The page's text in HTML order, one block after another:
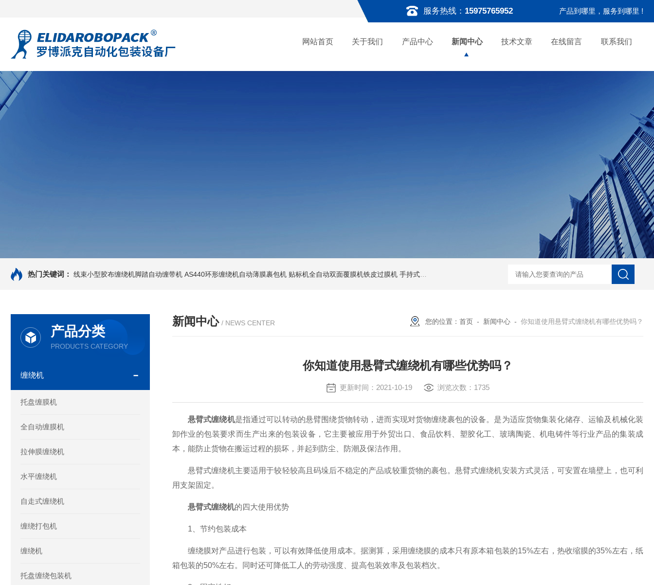
服务热线： 15975765952 产品到哪里，服务到哪里 !
网站首页 关于我们 产品中心 新闻中心 技术文章 在线留言 联系我们
热门关键词： 线束小型胶布缠绕机脚踏自动缠带机 AS440环形缠绕机自动薄膜裹包机 贴标机全自动双面覆膜机铁皮过膜机 手持式激光打标机铁牌便携式打码机 自动协作码垛机纸箱码垛械手 DZ-760全自动
产品分类
PRODUCTS CATEGORY
缠绕机
托盘缠膜机
全自动缠膜机
拉伸膜缠绕机
水平缠绕机
自走式缠绕机
缠绕打包机
缠绕机
托盘缠绕包装机
新闻中心 / NEWS CENTER 您的位置： 首页 - 新闻中心 - 你知道使用悬臂式缠绕机有哪些优势吗？
你知道使用悬臂式缠绕机有哪些优势吗？
更新时间：2021-10-19 浏览次数：1735
悬臂式缠绕机是指通过可以转动的悬臂围绕货物转动，进而实现对货物缠绕裹包的设备。是为适应货物集装化储存、运输及机械化装
卸作业的包装要求而生产出来的包装设备，它主要被应用于外贸出口、食品饮料、塑胶化工、玻璃陶瓷、机电铸件等行业产品的集装成
本，能防止货物在搬运过程的损坏，并起到防尘、防潮及保洁作用。
悬臂式缠绕机主要适用于较轻较高且码垛后不稳定的产品或较重货物的裹包。悬臂式缠绕机安装方式灵活，可安置在墙壁上，也可利
用支架固定。
悬臂式缠绕机的四大使用优势
1、节约包装成本
缠绕膜对产品进行包装，可以有效降低使用成本。据测算，采用缠绕膜的成本只有原本箱包装的15%左右，热收缩膜的35%左右，纸
箱包装的50%左右。同时还可降低工人的劳动强度、提高包装效率及包装档次。